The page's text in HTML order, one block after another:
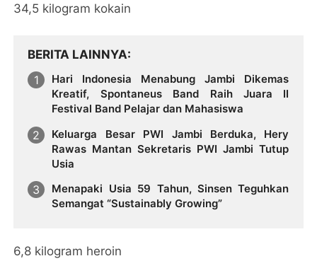
34,5 kilogram kokain
BERITA LAINNYA
Hari Indonesia Menabung Jambi Dikemas
Kreatif, Spontaneus Band Raih Juara II
Festival Band Pelajar dan Mahasiswa
Keluarga Besar PWI Jambi Berduka, Hery
Rawas Mantan Sekretaris PWI Jambi Tutup
Usia
Menapaki Usia 59 Tahun, Sinsen Teguhkan
Semangat “Sustainably Growing”
6,8 kilogram heroin